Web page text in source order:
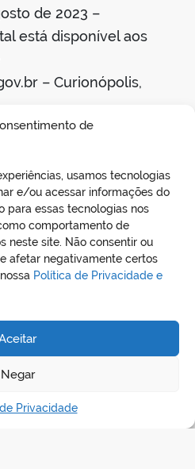
de
usamos tecnologias
e/ou acessar informações do
para essas tecnologias nos
comportamento de
neste site. Não consentir ou
afetar negativamente certos
Política de Privacidade e
Negar
Privacidade
de 2023 –
está disponível aos
– Curionópolis,
Maria S. V.
CPL.
SOCIAIS